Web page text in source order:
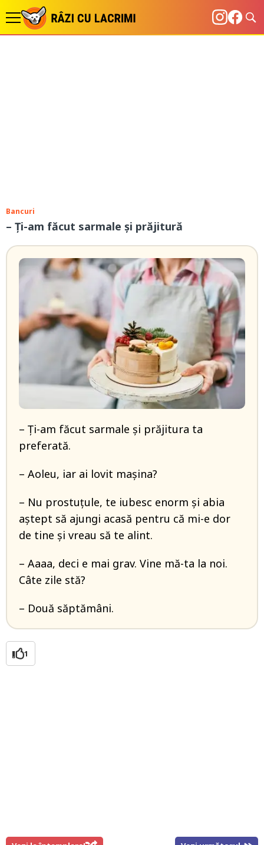
Bancuri
– Ţi-am făcut sarmale şi prăjitură
– Ţi-am făcut sarmale şi prăjitura ta
preferată.
– Aoleu, iar ai lovit mașina?
– Nu prostuțule, te iubesc enorm și abia
aștept să ajungi acasă pentru că mi-e dor
de tine și vreau să te alint.
– Aaaa, deci e mai grav. Vine mă-ta la noi.
Câte zile stă?
– Două săptămâni.
1